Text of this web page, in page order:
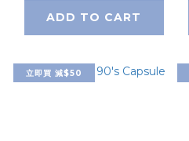
ADD TO CART
立即買 減$50